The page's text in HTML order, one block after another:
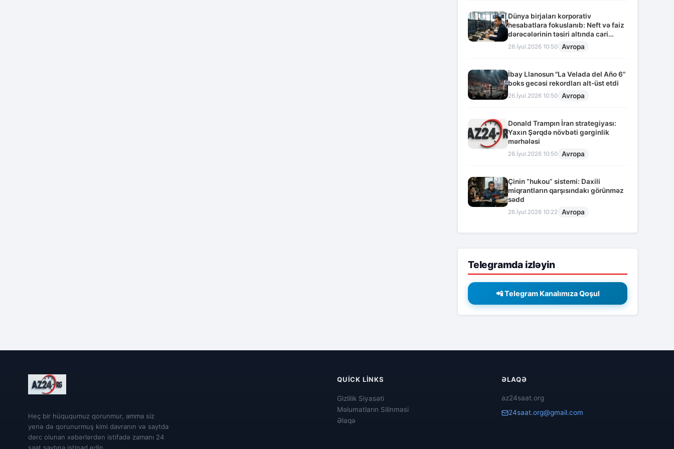
Dünya birjaları korporativ
hesabatlara fokuslanıb: Neft və faiz
dərəcələrinin təsiri altında cari
vəziyyət
26.İyul.2026 10:50 Avropa
İbay Llanosun "La Velada del Año 6"
boks gecəsi rekordları alt-üst etdi
26.İyul.2026 10:50 Avropa
Donald Trampın İran strategiyası:
Yaxın Şərqdə növbəti gərginlik
mərhələsi
26.İyul.2026 10:50 Avropa
Çinin “hukou” sistemi: Daxili
miqrantların qarşısındakı görünməz
sədd
26.İyul.2026 10:22 Avropa
Telegramda izləyin
📲 Telegram Kanalımıza Qoşul
Heç bir hüququmuz qorunmur, amma siz
yenə də qorunurmuş kimi davranın və saytda
dərc olunan xəbərlərdən istifadə zamanı 24
QUICK LINKS
Gizlilik Siyasəti
Məlumatların Silinməsi
Əlaqə
ƏLAQƏ
az24saat.org
24saat.org@gmail.com